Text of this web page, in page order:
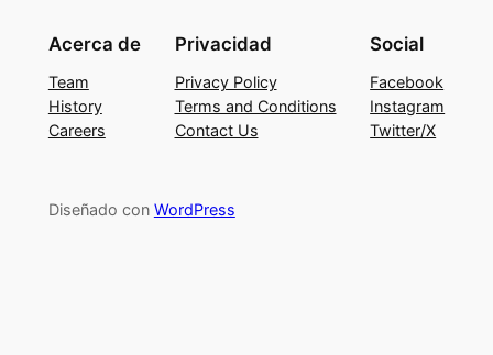
Acerca de
Team
History
Careers
Privacidad
Privacy Policy
Terms and Conditions
Contact Us
Social
Facebook
Instagram
Twitter/X
Diseñado con WordPress